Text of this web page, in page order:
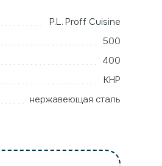
P.L. Proff Cuisine
500
400
КНР
нержавеющая сталь